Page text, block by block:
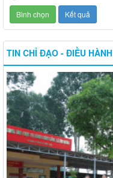
TIN CHỈ ĐẠO - ĐIỀU HÀNH